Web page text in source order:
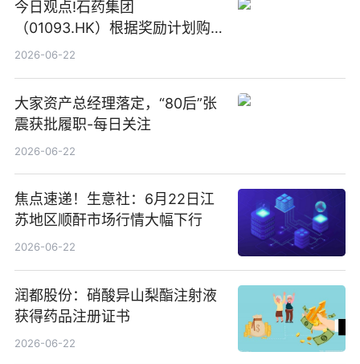
今日观点!石药集团
（01093.HK）根据奖励计划购
回580万股
2026-06-22
大家资产总经理落定，“80后”张
震获批履职-每日关注
2026-06-22
焦点速递！生意社：6月22日江
苏地区顺酐市场行情大幅下行
2026-06-22
润都股份：硝酸异山梨酯注射液
获得药品注册证书
2026-06-22